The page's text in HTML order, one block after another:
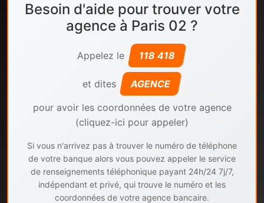
Besoin d'aide pour trouver votre
agence à Paris 02 ?
Appelez le 118 418
et dites AGENCE
pour avoir les coordonnées de votre agence
(cliquez-ici pour appeler)
Si vous n'arrivez pas à trouver le numéro de téléphone
de votre banque alors vous pouvez appeler le service
de renseignements téléphonique payant 24h/24 7j/7,
indépendant et privé, qui trouve le numéro et les
coordonnées de votre agence bancaire.